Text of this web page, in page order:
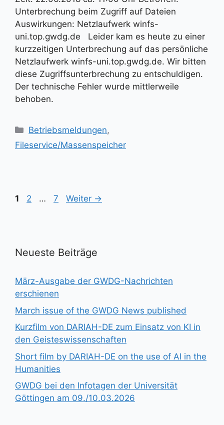
Unterbrechung beim Zugriff auf Dateien
Auswirkungen: Netzlaufwerk winfs-
uni.top.gwdg.de Leider kam es heute zu einer
kurzzeitigen Unterbrechung auf das persönliche
Netzlaufwerk winfs-uni.top.gwdg.de. Wir bitten
diese Zugriffsunterbrechung zu entschuldigen.
Der technische Fehler wurde mittlerweile
behoben.
Kategorien
Betriebsmeldungen,
Fileservice/Massenspeicher
Seite
1 Seite
2 … Seite
7 Weiter →
Neueste Beiträge
März-Ausgabe der GWDG-Nachrichten
erschienen
March issue of the GWDG News published
Kurzfilm von DARIAH-DE zum Einsatz von KI in
den Geisteswissenschaften
Short film by DARIAH-DE on the use of AI in the
Humanities
GWDG bei den Infotagen der Universität
Göttingen am 09./10.03.2026